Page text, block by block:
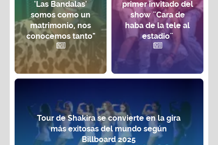
'Las Bandalas'
somos como un
matrimonio, nos
conocemos tanto"
primer invitado del
show ¨Cara de
haba de la tele al
estadio¨
Tour de Shakira se convierte en la gira
más exitosas del mundo según
Billboard 2025